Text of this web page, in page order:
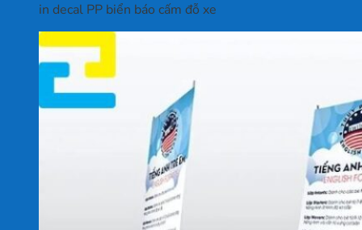
in decal PP biển báo cấm đỗ xe